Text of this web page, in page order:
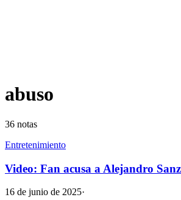
abuso
36 notas
Entretenimiento
Video: Fan acusa a Alejandro
16 de junio de 2025·